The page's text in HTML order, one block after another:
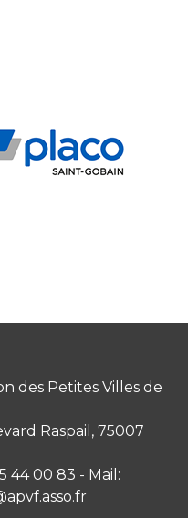
des Petites Villes de
Raspail, 75007
44 00 83 - Mail: